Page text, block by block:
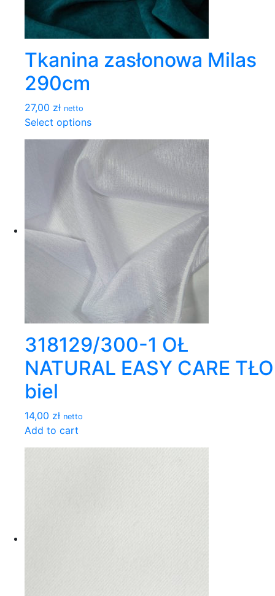
Tkanina zasłonowa Milas
290cm
27,00 zł netto
Select options
318129/300-1 OŁ
NATURAL EASY CARE TŁO
biel
14,00 zł netto
Add to cart